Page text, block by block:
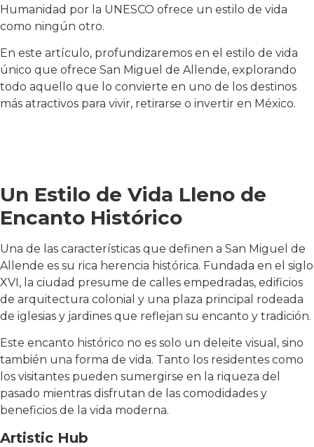
Humanidad por la UNESCO ofrece un estilo de vida
como ningún otro.
En este artículo, profundizaremos en el estilo de vida
único que ofrece San Miguel de Allende, explorando
todo aquello que lo convierte en uno de los destinos
más atractivos para vivir, retirarse o invertir en México.
Un Estilo de Vida Lleno de
Encanto Histórico
Una de las características que definen a San Miguel de
Allende es su rica herencia histórica. Fundada en el siglo
XVI, la ciudad presume de calles empedradas, edificios
de arquitectura colonial y una plaza principal rodeada
de iglesias y jardines que reflejan su encanto y tradición.
Este encanto histórico no es solo un deleite visual, sino
también una forma de vida. Tanto los residentes como
los visitantes pueden sumergirse en la riqueza del
pasado mientras disfrutan de las comodidades y
beneficios de la vida moderna.
Artistic Hub